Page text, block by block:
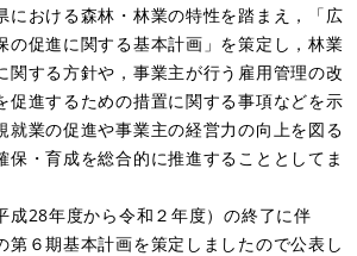
における森林・林業の特性を踏まえ，「広
の促進に関する基本計画」を策定し，林業
関する方針や，事業主が行う雇用管理の改
促進するための措置に関する事項などを示
就業の促進や事業主の経営力の向上を図る
保・育成を総合的に推進することとしてま
28年度から令和２年度）の終了に伴
第６期基本計画を策定しましたので公表し